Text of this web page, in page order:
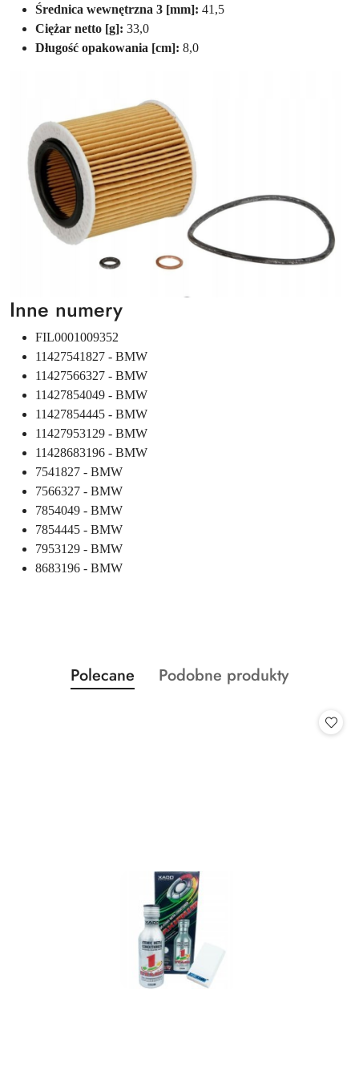
Średnica wewnętrzna 3 [mm]: 41,5
Ciężar netto [g]: 33,0
Długość opakowania [cm]: 8,0
Inne numery
FIL0001009352
11427541827 - BMW
11427566327 - BMW
11427854049 - BMW
11427854445 - BMW
11427953129 - BMW
11428683196 - BMW
7541827 - BMW
7566327 - BMW
7854049 - BMW
7854445 - BMW
7953129 - BMW
8683196 - BMW
Pomiń karuzelę produktów
Produkty
o
Polecane
Produkty
Podobne produkty